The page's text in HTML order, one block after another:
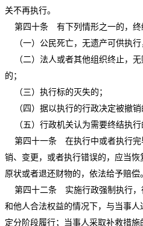
关不再执行。
第四十条 有下列情形之一的，终
（一）公民死亡，无遗产可供执行
（二）法人或者其他组织终止，无
的；
（三）执行标的灭失的；
（四）据以执行的行政决定被撤销
（五）行政机关认为需要终结执行
第四十一条 在执行中或者执行完
销、变更，或者执行错误的，应当
原状或者退还财物的，依法给予赔偿
第四十二条 实施行政强制执行，
和他人合法权益的情况下，与当事
定分阶段履行；当事人采取补救措